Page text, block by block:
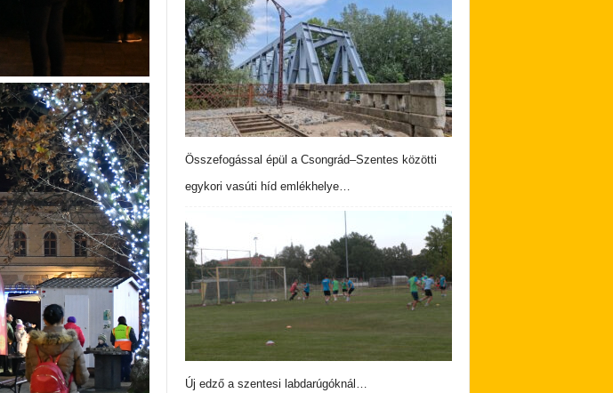
Összefogással épül a Csongrád–Szentes közötti
egykori vasúti híd emlékhelye…
Új edző a szentesi labdarúgóknál…